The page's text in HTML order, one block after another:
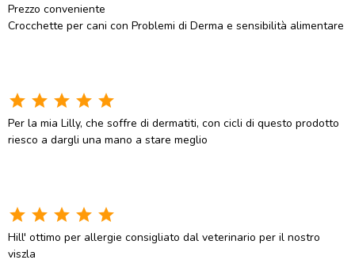
Prezzo conveniente
Crocchette per cani con Problemi di Derma e sensibilità alimentare
star star star star star
Per la mia Lilly, che soffre di dermatiti, con cicli di questo prodotto
riesco a dargli una mano a stare meglio
star star star star star
Hill' ottimo per allergie consigliato dal veterinario per il nostro
viszla